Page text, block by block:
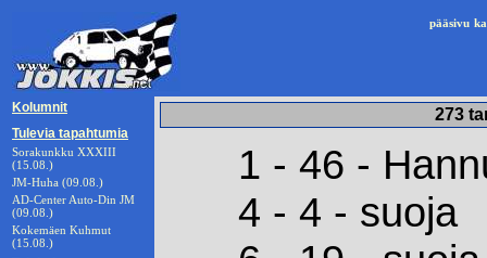
pääsivu
Kolumnit
Tulevia tapahtumia
Sorakunkku XXXIII
(15.08.)
JM-Huha (09.08.)
AD-Center Auto-Din JM
(09.08.)
Kokemäen Kuhmut
(15.08.)
273
1 - 46 -
4 - 4 - suoja